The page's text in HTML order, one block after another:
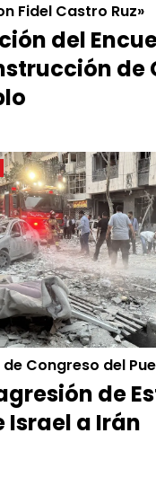
Fidel Castro Ruz»
del
de
Congreso del
de
Israel a Irán